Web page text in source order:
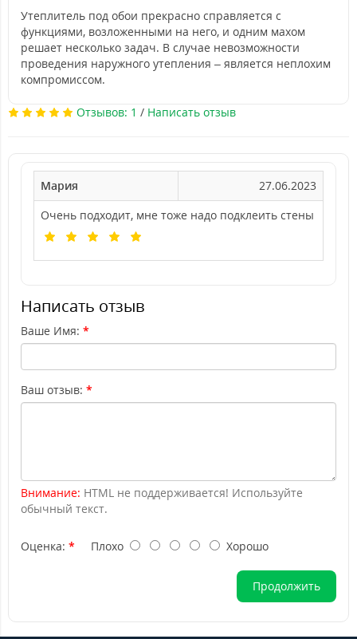
Утеплитель под обои прекрасно справляется с
функциями, возложенными на него, и одним махом
решает несколько задач. В случае невозможности
проведения наружного утепления – является неплохим
компромиссом.
Отзывов: 1 / Написать отзыв
Мария
27.06.2023
Очень подходит, мне тоже надо подклеить стены
Написать отзыв
Ваше Имя:
Ваш отзыв:
Внимание: HTML не поддерживается! Используйте
обычный текст.
Оценка: Плохо Хорошо
Продолжить